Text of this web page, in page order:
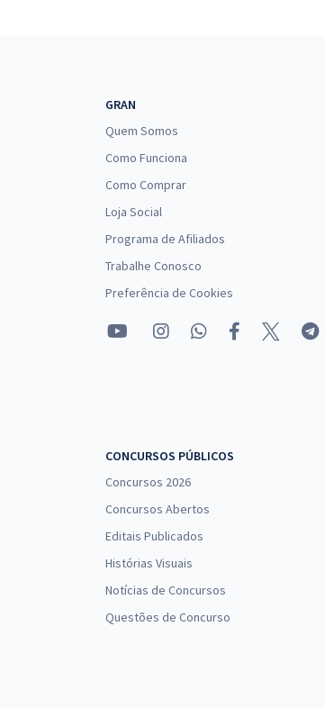
GRAN
Quem Somos
Como Funciona
Como Comprar
Loja Social
Programa de Afiliados
Trabalhe Conosco
Preferência de Cookies
CONCURSOS PÚBLICOS
Concursos 2026
Concursos Abertos
Editais Publicados
Histórias Visuais
Notícias de Concursos
Questões de Concurso